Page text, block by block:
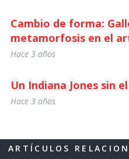
Cambio de forma:
metamorfosis en el
Hace 3 años
Un Indiana Jones sin
Hace 3 años
ARTÍCULOS